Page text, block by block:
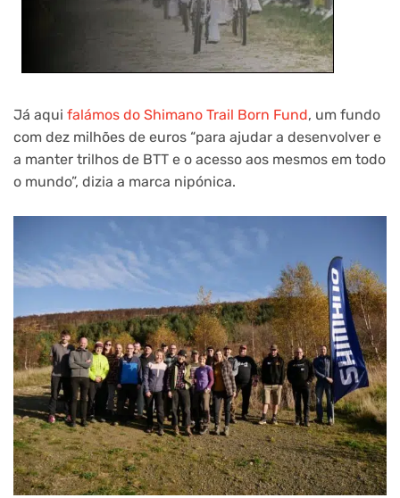
Já aqui falámos do Shimano Trail Born Fund, um fundo
com dez milhões de euros “para ajudar a desenvolver e
a manter trilhos de BTT e o acesso aos mesmos em todo
o mundo”, dizia a marca nipónica.